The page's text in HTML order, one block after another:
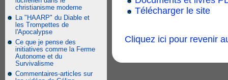
christianisme moderne
La "HAARP" du Diable et
les Trompettes de
l'Apocalypse
Ce que je pense des
initiatives comme la Ferme
Autonome et du
Survivalisme
Commentaires-articles sur
Télécharger le site
Cliquez ici pour revenir